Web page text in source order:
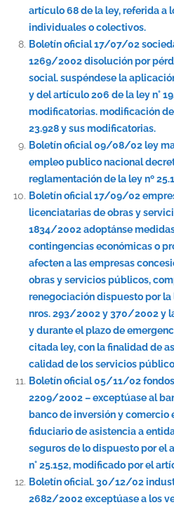
artículo 68 de la ley, referida a
individuales o colectivos.
Boletín oficial 17/07/02
1269/2002 disolución por
social. suspéndese la
y del artículo 206 de la ley n°
modificatorias. modificación
23.928 y sus modificatorias.
Boletín oficial 09/08/02 ley
empleo publico nacional
reglamentación de la ley nº
Boletín oficial 17/09/02
licenciatarias de obras y
1834/2002 adoptánse
contingencias económicas o
afecten a las empresas
obras y servicios públicos,
renegociación dispuesto por la
nros. 293/2002 y 370/2002 y
y durante el plazo de
citada ley, con la finalidad de
calidad de los servicios
Boletín oficial 05/11/02
2209/2002 – exceptúase al
banco de inversión y comercio
fiduciario de asistencia a
seguros de lo dispuesto por el
n° 25.152, modificado por el
Boletín oficial. 30/12/02
2682/2002 exceptúase a los